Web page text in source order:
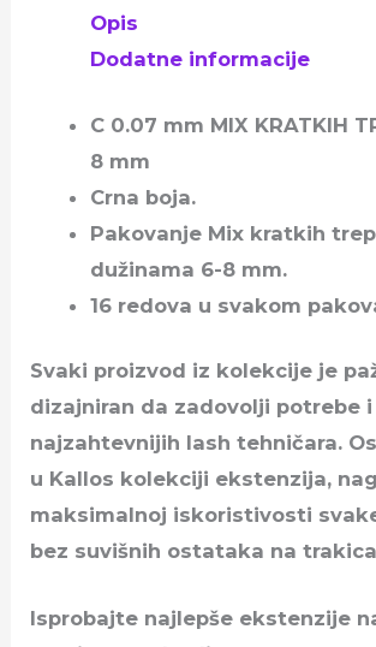
Opis
Dodatne informacije
C 0.07 mm MIX KRATKIH
8 mm
Crna boja.
Pakovanje Mix kratkih
dužinama 6-8 mm.
16 redova u svakom
Svaki proizvod iz kolekcije je
dizajniran da zadovolji potrebe i
najzahtevnijih lash tehničara.
u Kallos kolekciji ekstenzija,
maksimalnoj iskoristivosti
bez suvišnih ostataka na
Isprobajte najlepše ekstenzije